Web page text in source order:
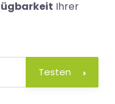
Ihrer
Testen